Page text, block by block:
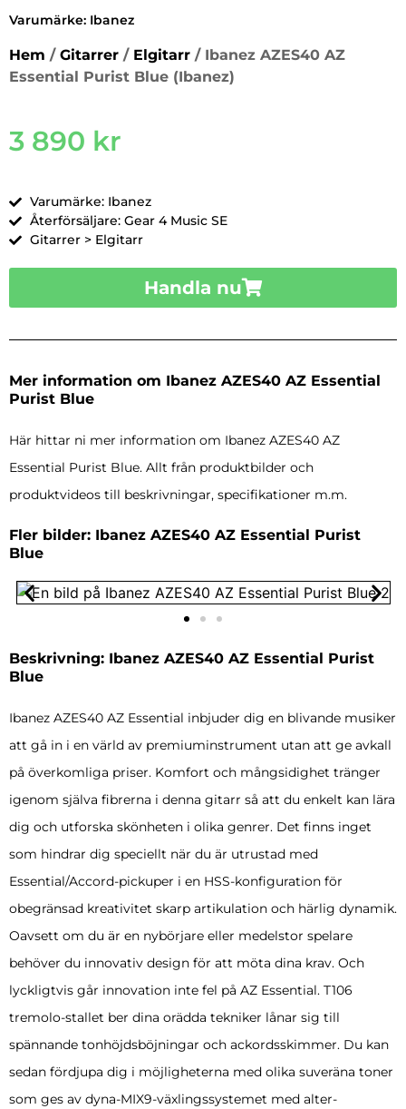
Varumärke: Ibanez
Hem / Gitarrer / Elgitarr / Ibanez AZES40 AZ
Essential Purist Blue (Ibanez)
3 890 kr
Varumärke: Ibanez
Återförsäljare: Gear 4 Music SE
Gitarrer > Elgitarr
Handla nu
Mer information om Ibanez AZES40 AZ Essential
Purist Blue
Här hittar ni mer information om Ibanez AZES40 AZ
Essential Purist Blue. Allt från produktbilder och
produktvideos till beskrivningar, specifikationer m.m.
Fler bilder: Ibanez AZES40 AZ Essential Purist
Blue
Beskrivning: Ibanez AZES40 AZ Essential Purist
Blue
Ibanez AZES40 AZ Essential inbjuder dig en blivande musiker
att gå in i en värld av premiuminstrument utan att ge avkall
på överkomliga priser. Komfort och mångsidighet tränger
igenom själva fibrerna i denna gitarr så att du enkelt kan lära
dig och utforska skönheten i olika genrer. Det finns inget
som hindrar dig speciellt när du är utrustad med
Essential/Accord-pickuper i en HSS-konfiguration för
obegränsad kreativitet skarp artikulation och härlig dynamik.
Oavsett om du är en nybörjare eller medelstor spelare
behöver du innovativ design för att möta dina krav. Och
lyckligtvis går innovation inte fel på AZ Essential. T106
tremolo-stallet ber dina orädda tekniker lånar sig till
spännande tonhöjdsböjningar och ackordsskimmer. Du kan
sedan fördjupa dig i möjligheterna med olika suveräna toner
som ges av dyna-MIX9-växlingssystemet med alter-